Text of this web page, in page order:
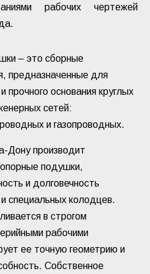
рабочих чертежей
– это сборные
предназначенные для
прочного основания круглых
сетей:
и газопроводных.
Дону производит
подушки,
и долговечность
специальных колодцев.
в строгом
рабочими
ее точную геометрию и
Собственное